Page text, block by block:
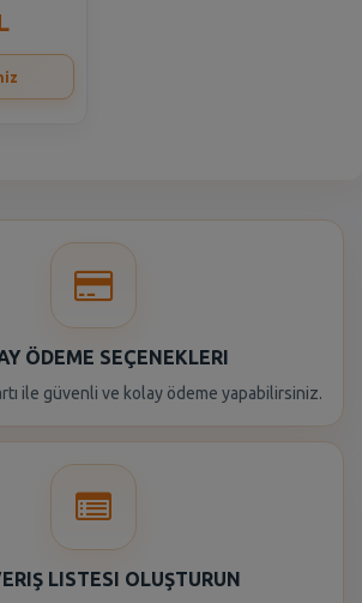
ÖDEME SEÇENEKLERI
ile güvenli ve kolay ödeme yapabilirsiniz.
LISTESI OLUŞTURUN